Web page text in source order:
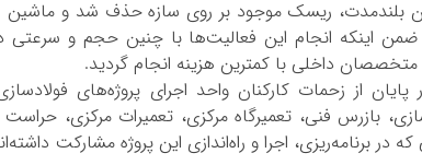
ضمن اینکه انجام این فعالیت‌ها با چنین حجم و سرعتی
داخلی با کمترین هزینه انجام گردید.
از زحمات کارکنان واحد اجرای پروژه‌های
بازرس فنی، تعمیرگاه مرکزی، تعمیرات مرکزی،
برنامه‌ریزی، اجرا و راه‌اندازی این پروژه مشارکت